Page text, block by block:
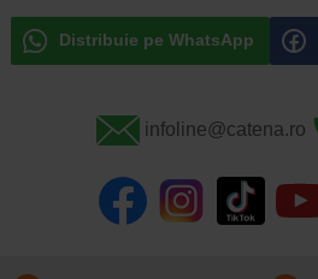
Distribuie pe WhatsApp
infoline@catena.ro